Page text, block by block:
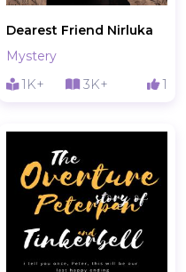
Dearest Friend Nirluka
Mystery
1K+
3K+ 1